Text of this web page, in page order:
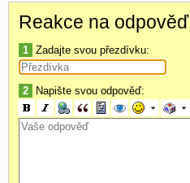
Reakce na odpověď
1 Zadajte svou přezdívku:
2 Napište svou odpověď: